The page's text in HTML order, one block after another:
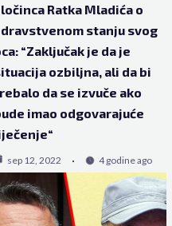
Ratka Mladića o
stanju svog
“Zaključak je da je
ozbiljna, ali da bi
da se izvuče ako
imao odgovarajuće
sep 12, 2022 4 godine ago